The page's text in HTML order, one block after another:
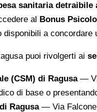
sanitaria detraibile
al Bonus
disponibili a
puoi rivolgerti ai
(CSM) di Ragusa—
di base o
Ragusa— Via Falcone